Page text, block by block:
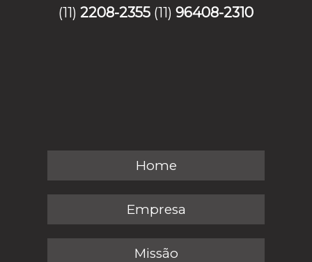
(11) 2208-2355 (11) 96408-2310
Home
Empresa
Missão